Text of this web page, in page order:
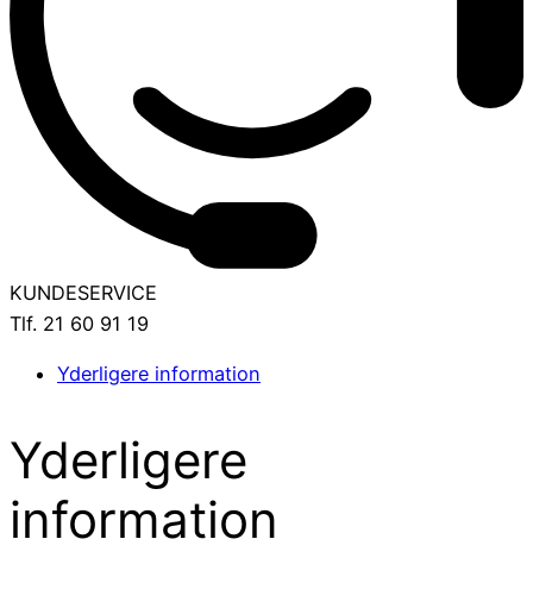
KUNDESERVICE
Tlf. 21 60 91 19
Yderligere information
Yderligere
information